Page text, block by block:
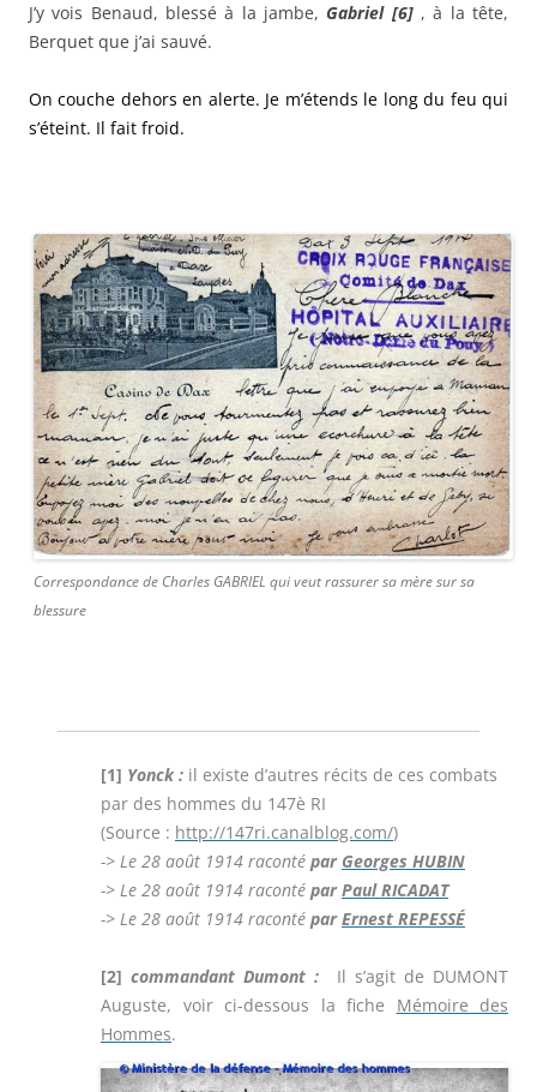
J’y vois Benaud, blessé à la jambe, Gabriel [6] , à la tête,
Berquet que j’ai sauvé.
On couche dehors en alerte. Je m’étends le long du feu qui
s’éteint. Il fait froid.
Correspondance de Charles GABRIEL qui veut rassurer sa mère sur sa
blessure
[1] Yonck : il existe d’autres récits de ces combats
par des hommes du 147è RI
(Source : http://147ri.canalblog.com/)
-> Le 28 août 1914 raconté par Georges HUBIN
-> Le 28 août 1914 raconté parPaul RICADAT
-> Le 28 août 1914 raconté parErnest REPESSÉ
[2] commandant Dumont : Il s’agit de DUMONT
Auguste, voir ci-dessous la fiche Mémoire des
Hommes.